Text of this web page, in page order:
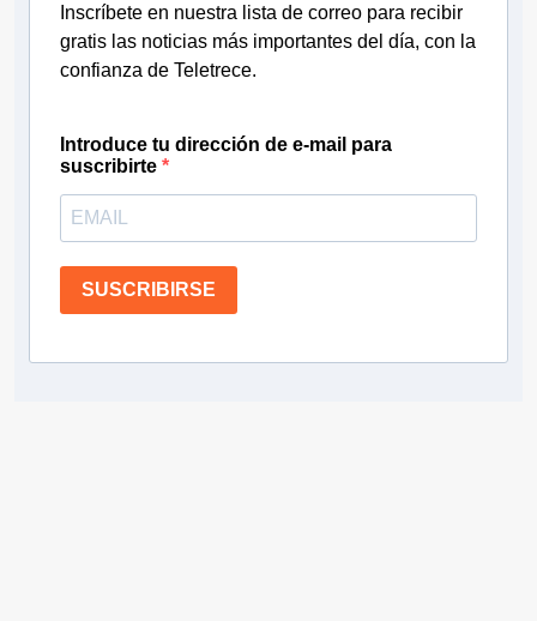
Inscríbete en nuestra lista de correo para recibir
gratis las noticias más importantes del día, con la
confianza de Teletrece.
Introduce tu dirección de e-mail para
suscribirte
SUSCRIBIRSE